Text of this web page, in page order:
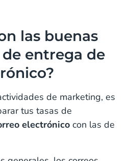
las buenas
entrega de
de marketing, es
tus tasas de
electrónico con las de